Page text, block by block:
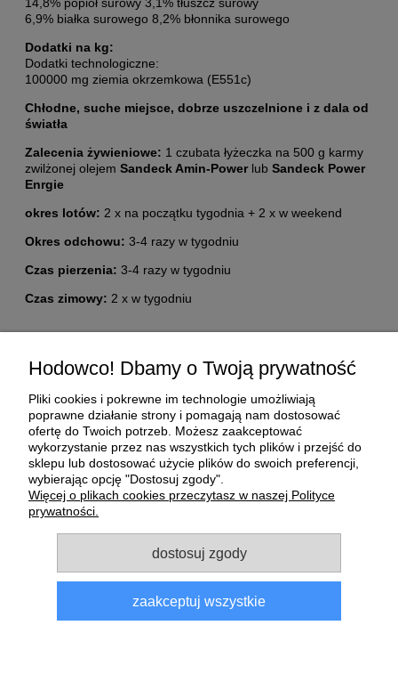
6,9% białka surowego 8,2% błonnika surowego
Dodatki na kg:
Dodatki technologiczne:
100000 mg ziemia okrzemkowa (E551c)
Chłodne, suche miejsce, dobrze uszczelnione i z dala od
światła
Zalecenia żywieniowe: 1 czubata łyżeczka na 500 g karmy
zwilżonej olejem Sandeck Amin-Powerlub Sandeck Power
Enrgie
okres lotów: 2 x na początku tygodnia + 2 x w weekend
Okres odchowu: 3-4 razy w tygodniu
Czas pierzenia: 3-4 razy w tygodniu
Czas zimowy: 2 x w tygodniu
Moje konto
Płatności i dostawa
O nas
Informacje
Sklep dla gołębi E-Golab.pl| NIP: 6492311073 | ul.
Zagórczańska 15, 42-450 Niegowonice, woj. śląskie | telefon:
Hodowco! Dbamy o Twoją prywatność
Pliki cookies i pokrewne im technologie umożliwiają
poprawne działanie strony i pomagają nam dostosować
ofertę do Twoich potrzeb. Możesz zaakceptować
wykorzystanie przez nas wszystkich tych plików i przejść do
sklepu lub dostosować użycie plików do swoich preferencji,
wybierając opcję "Dostosuj zgody".
Więcej o plikach cookies przeczytasz w naszej Polityce
prywatności.
dostosuj zgody
zaakceptuj wszystkie